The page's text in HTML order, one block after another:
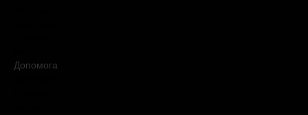
Допомога